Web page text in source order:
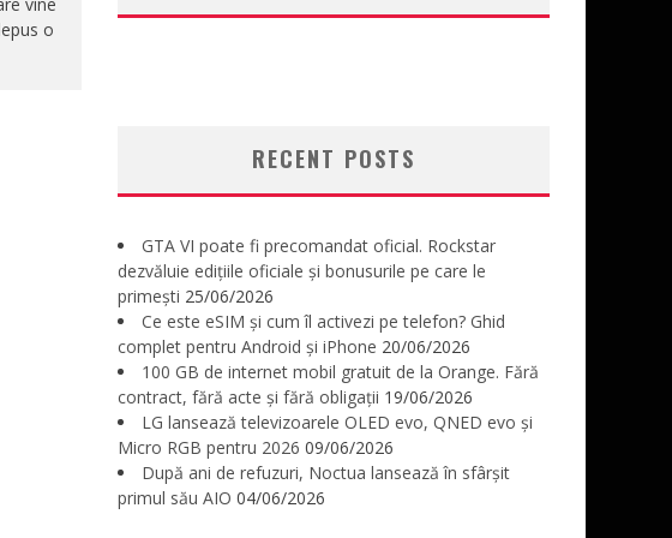
o
RECENT POSTS
GTA VI poate fi precomandat oficial. Rockstar
dezvăluie edițiile oficiale și bonusurile pe care le
primești 25/06/2026
Ce este eSIM și cum îl activezi pe telefon? Ghid
complet pentru Android și iPhone 20/06/2026
100 GB de internet mobil gratuit de la Orange. Fără
contract, fără acte și fără obligații 19/06/2026
LG lansează televizoarele OLED evo, QNED evo și
Micro RGB pentru 2026 09/06/2026
După ani de refuzuri, Noctua lansează în sfârșit
primul său AIO 04/06/2026